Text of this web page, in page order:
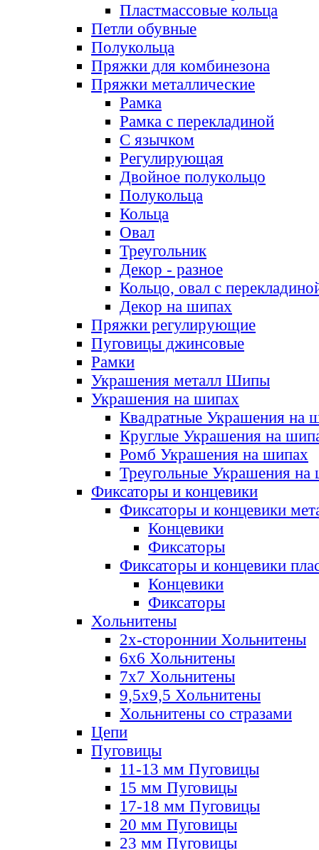
Пластмассовые кольца
Петли обувные
Полукольца
Пряжки для комбинезона
Пряжки металлические
Рамка
Рамка с перекладиной
С язычком
Регулирующая
Двойное полукольцо
Полукольца
Кольца
Овал
Треугольник
Декор - разное
Кольцо, овал с
Декор на шипах
Пряжки регулирующие
Пуговицы джинсовые
Рамки
Украшения металл Шипы
Украшения на шипах
Квадратные Украшения на
Круглые Украшения на
Ромб Украшения на шипах
Треугольные Украшения на
Фиксаторы и концевики
Фиксаторы и концевики
Концевики
Фиксаторы
Фиксаторы и концевики
Концевики
Фиксаторы
Хольнитены
2х-стороннии Хольнитены
6х6 Хольнитены
7х7 Хольнитены
9,5х9,5 Хольнитены
Хольнитены со стразами
Цепи
Пуговицы
11-13 мм Пуговицы
15 мм Пуговицы
17-18 мм Пуговицы
20 мм Пуговицы
23 мм Пуговицы